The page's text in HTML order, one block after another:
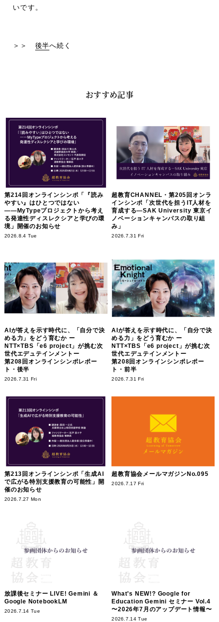
いです。
＞＞ 後半へ続く
おすすめ記事
第214回オンラインシンポ「『読み
やすい』はひとつではない
――MyTypeプロジェクトから考え
る発達性ディスレクシアと学びの環
境」開催のお知らせ
2026.8.4 Tue
超教育CHANNEL・第205回オンラ
インシンポ「次世代を担うIT人材を
育成する―SAK University 東京イ
ノベーションキャンパスの取り組
み」
2026.7.31 Fri
AIが答えを示す時代に、「自分で決
める力」をどう育むか ー
NTT×TBS「e6 project」が挑む次
世代エデュテインメントー
第208回オンラインシンポレポー
ト・後半
2026.7.31 Fri
AIが答えを示す時代に、「自分で決
める力」をどう育むか ー
NTT×TBS「e6 project」が挑む次
世代エデュテインメントー
第208回オンラインシンポレポー
ト・前半
2026.7.31 Fri
第213回オンラインシンポ「生成AI
で広がる特別支援教育の可能性」開
催のお知らせ
2026.7.27 Mon
超教育協会メールマガジンNo.095
2026.7.17 Fri
放課後セミナー LIVE! Gemini ＆
Google NotebookLM
2026.7.14 Tue
What’s NEW!? Google for
Education Gemini セミナー Vol.4
〜2026年7月のアップデート情報〜
2026.7.14 Tue